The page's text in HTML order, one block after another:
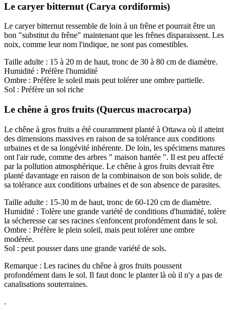
Le caryer bitternut (Carya cordiformis)
Le caryer bitternut ressemble de loin à un frêne et pourrait être un
bon "substitut du frêne" maintenant que les frênes disparaissent. Les
noix, comme leur nom l'indique, ne sont pas comestibles.
Taille adulte : 15 à 20 m de haut, tronc de 30 à 80 cm de diamètre.
Humidité : Préfère l'humidité
Ombre : Préfère le soleil mais peut tolérer une ombre partielle.
Sol : Préfère un sol riche
Le chêne à gros fruits (Quercus macrocarpa)
Le chêne à gros fruits a été couramment planté à Ottawa où il atteint
des dimensions massives en raison de sa tolérance aux conditions
urbaines et de sa longévité inhérente. De loin, les spécimens matures
ont l'air rude, comme des arbres " maison hantée ". Il est peu affecté
par la pollution atmosphérique. Le chêne à gros fruits devrait être
planté davantage en raison de la combinaison de son bois solide, de
sa tolérance aux conditions urbaines et de son absence de parasites.
Taille adulte : 15-30 m de haut, tronc de 60-120 cm de diamètre.
Humidité : Tolère une grande variété de conditions d'humidité, tolère
la sécheresse car ses racines s'enfoncent profondément dans le sol.
Ombre : Préfère le plein soleil, mais peut tolérer une ombre
modérée.
Sol : peut pousser dans une grande variété de sols.
Remarque : Les racines du chêne à gros fruits poussent
profondément dans le sol. Il faut donc le planter là où il n'y a pas de
canalisations souterraines.
.